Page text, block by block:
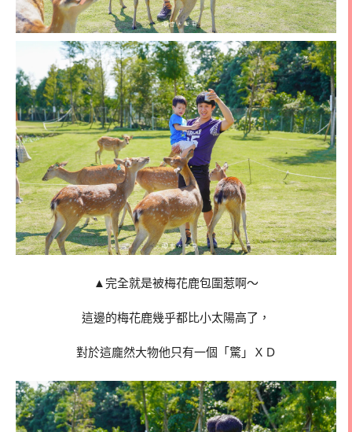
▲完全就是被梅花鹿包圍惹啊～
這邊的梅花鹿幾乎都比小太陽高了，
對於這龐然大物他只有一個「驚」ＸＤ